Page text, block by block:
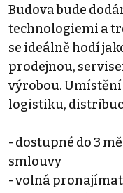
Budova bude
technologiemi a
se ideálně hodí
prodejnou,
výrobou.
logistiku,
- dostupné do 3
smlouvy
- volná